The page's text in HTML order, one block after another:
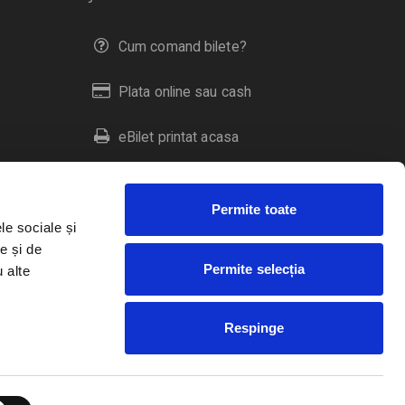
sociale și
și de
alte
Permite toate
Permite selecția
Respinge
Cum comand bilete?
Plata online sau cash
eBilet printat acasa
Livrare prin curier
Duplicare bilete